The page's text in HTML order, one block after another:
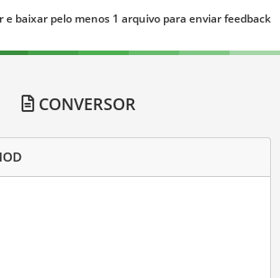
e baixar pelo menos 1 arquivo para enviar feedback
CONVERSOR